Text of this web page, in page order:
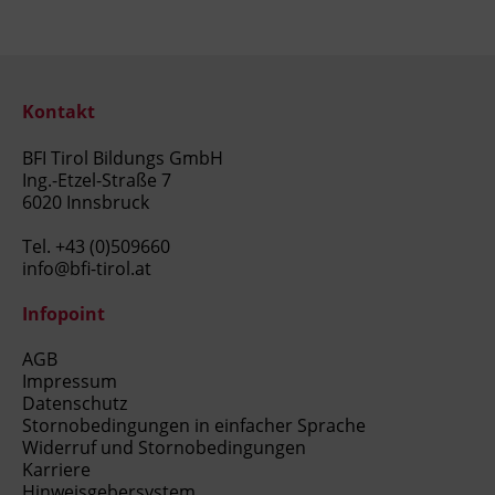
Kontakt
BFI Tirol Bildungs GmbH
Ing.-Etzel-Straße 7
6020 Innsbruck
Tel. +43 (0)509660
info@bfi-tirol.at
Infopoint
AGB
Impressum
Datenschutz
Stornobedingungen in einfacher Sprache
Widerruf und Stornobedingungen
Karriere